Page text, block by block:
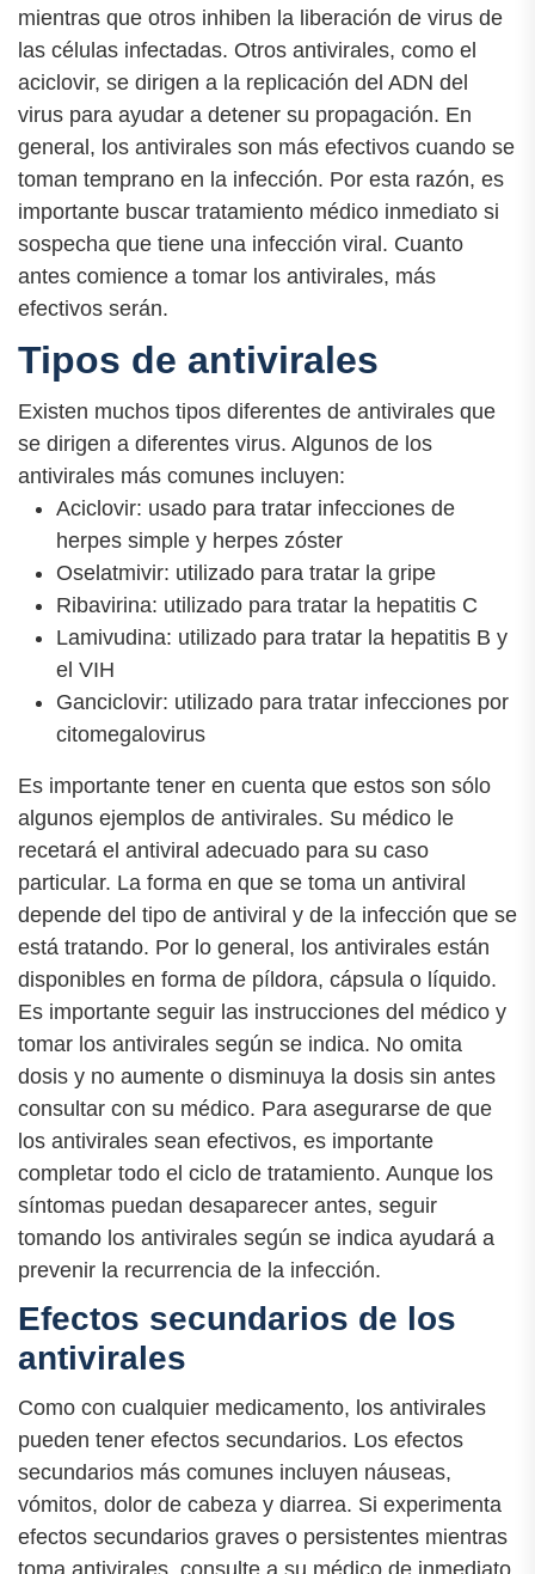
mientras que otros inhiben la liberación de virus de
las células infectadas. Otros antivirales, como el
aciclovir, se dirigen a la replicación del ADN del
virus para ayudar a detener su propagación. En
general, los antivirales son más efectivos cuando se
toman temprano en la infección. Por esta razón, es
importante buscar tratamiento médico inmediato si
sospecha que tiene una infección viral. Cuanto
antes comience a tomar los antivirales, más
efectivos serán.
Tipos de antivirales
Existen muchos tipos diferentes de antivirales que
se dirigen a diferentes virus. Algunos de los
antivirales más comunes incluyen:
Aciclovir: usado para tratar infecciones de
herpes simple y herpes zóster
Oselatmivir: utilizado para tratar la gripe
Ribavirina: utilizado para tratar la hepatitis C
Lamivudina: utilizado para tratar la hepatitis B y
el VIH
Ganciclovir: utilizado para tratar infecciones por
citomegalovirus
Es importante tener en cuenta que estos son sólo
algunos ejemplos de antivirales. Su médico le
recetará el antiviral adecuado para su caso
particular. La forma en que se toma un antiviral
depende del tipo de antiviral y de la infección que se
está tratando. Por lo general, los antivirales están
disponibles en forma de píldora, cápsula o líquido.
Es importante seguir las instrucciones del médico y
tomar los antivirales según se indica. No omita
dosis y no aumente o disminuya la dosis sin antes
consultar con su médico. Para asegurarse de que
los antivirales sean efectivos, es importante
completar todo el ciclo de tratamiento. Aunque los
síntomas puedan desaparecer antes, seguir
tomando los antivirales según se indica ayudará a
prevenir la recurrencia de la infección.
Efectos secundarios de los
antivirales
Como con cualquier medicamento, los antivirales
pueden tener efectos secundarios. Los efectos
secundarios más comunes incluyen náuseas,
vómitos, dolor de cabeza y diarrea. Si experimenta
efectos secundarios graves o persistentes mientras
toma antivirales, consulte a su médico de inmediato.